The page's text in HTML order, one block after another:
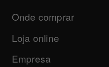
FAQs
Fórum da comunidade
Suporte, reparação, garantia
Institucional
Outros
Onde comprar
Loja online
Empresa